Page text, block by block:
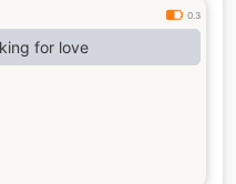
0.3
for love